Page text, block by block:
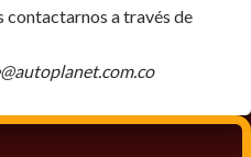
contactarnos a través de